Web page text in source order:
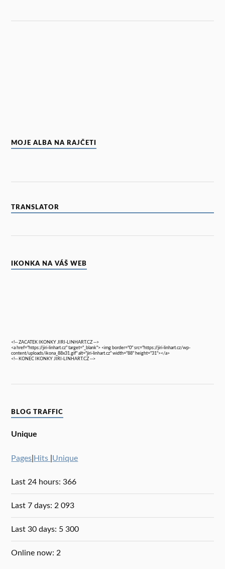
MOJE ALBA NA RAJČETI
TRANSLATOR
IKONKA NA VÁŠ WEB
<!-- ZACATEK IKONKY JIRI-LINHART.CZ -->
<a href="https://jiri-linhart.cz" target="_blank"> <img border="0" src="https://jiri-linhart.cz/wp-
content/uploads/ikona_88x31.gif" alt="jiri-linhart.cz" width="88" height="31"></a>
<!-- KONEC IKONKY JIRI-LINHART.CZ -->
BLOG TRAFFIC
Unique
Pages Hits Unique
Last 24 hours:366
Last 7 days: 2 093
Last 30 days: 5 300
Online now: 2